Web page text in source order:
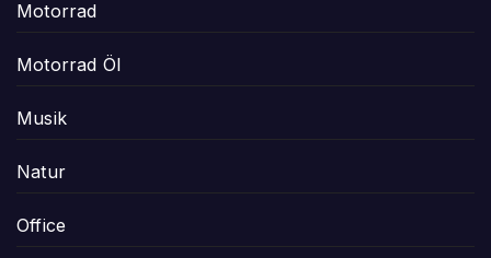
Motorrad
Motorrad Öl
Musik
Natur
Office